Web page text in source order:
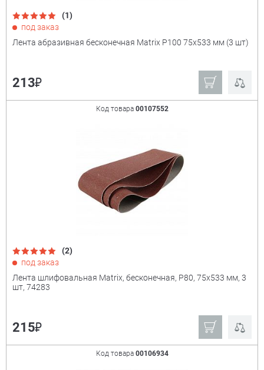
(1)
под заказ
Лента абразивная бесконечная Matrix P100 75х533 мм (3 шт)
213₽
Код товара 00107552
(2)
под заказ
Лента шлифовальная Matrix, бесконечная, P80, 75х533 мм, 3
шт, 74283
215₽
Код товара 00106934